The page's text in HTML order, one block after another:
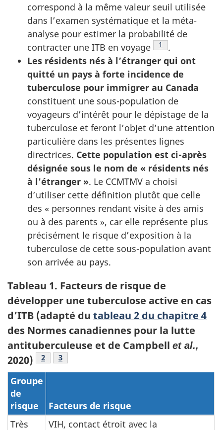
correspond à la même valeur seuil utilisée
dans l’examen systématique et la méta-
analyse pour estimer la probabilité de
contracter une ITB en voyage Note de bas de
1
.
Les résidents nés à l’étranger qui ont
quitté un pays à forte incidence de
tuberculose pour immigrer au Canada
constituent une sous-population de
voyageurs d’intérêt pour le dépistage de la
tuberculose et feront l’objet d’une attention
particulière dans les présentes lignes
directrices. Cette population est ci-après
désignée sous le nom de « résidents nés
à l'étranger ». Le CCMTMV a choisi
d’utiliser cette définition plutôt que celle
des « personnes rendant visite à des amis
ou à des parents », car elle représente plus
précisément le risque d’exposition à la
tuberculose de cette sous-population avant
son arrivée au pays.
Tableau 1. Facteurs de risque de
développer une tuberculose active en cas
d’ITB (adapté du tableau 2 du chapitre 4
des Normes canadiennes pour la lutte
antituberculeuse et de Campbell et al.,
2020) Note de bas de page
2 Note de bas de page
3
Groupe
de
risque
Facteurs de risque
Très
VIH, contact étroit avec la